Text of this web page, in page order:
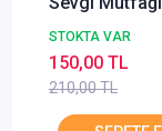
STOKTA VAR
210,00 TL
150,00 TL